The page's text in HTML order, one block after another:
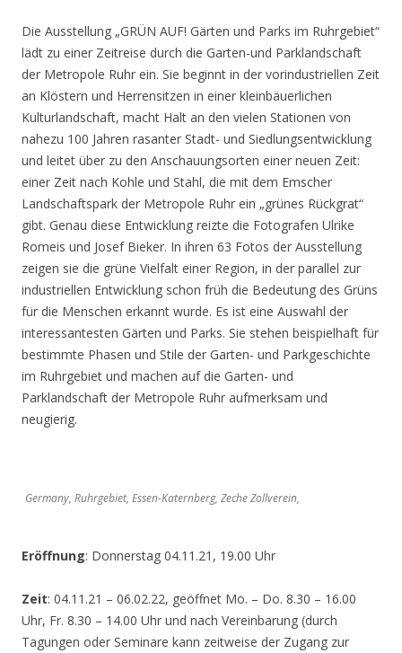
Die Ausstellung „GRÜN AUF! Gärten und Parks im Ruhrgebiet“
lädt zu einer Zeitreise durch die Garten-und Parklandschaft
der Metropole Ruhr ein. Sie beginnt in der vorindustriellen Zeit
an Klöstern und Herrensitzen in einer kleinbäuerlichen
Kulturlandschaft, macht Halt an den vielen Stationen von
nahezu 100 Jahren rasanter Stadt- und Siedlungsentwicklung
und leitet über zu den Anschauungsorten einer neuen Zeit:
einer Zeit nach Kohle und Stahl, die mit dem Emscher
Landschaftspark der Metropole Ruhr ein „grünes Rückgrat“
gibt. Genau diese Entwicklung reizte die Fotografen Ulrike
Romeis und Josef Bieker. In ihren 63 Fotos der Ausstellung
zeigen sie die grüne Vielfalt einer Region, in der parallel zur
industriellen Entwicklung schon früh die Bedeutung des Grüns
für die Menschen erkannt wurde. Es ist eine Auswahl der
interessantesten Gärten und Parks. Sie stehen beispielhaft für
bestimmte Phasen und Stile der Garten- und Parkgeschichte
im Ruhrgebiet und machen auf die Garten- und
Parklandschaft der Metropole Ruhr aufmerksam und
neugierig.
Germany, Ruhrgebiet, Essen-Katernberg, Zeche Zollverein,
Eröffnung: Donnerstag 04.11.21, 19.00 Uhr
Zeit: 04.11.21 – 06.02.22, geöffnet Mo. – Do. 8.30 – 16.00
Uhr, Fr. 8.30 – 14.00 Uhr und nach Vereinbarung (durch
Tagungen oder Seminare kann zeitweise der Zugang zur